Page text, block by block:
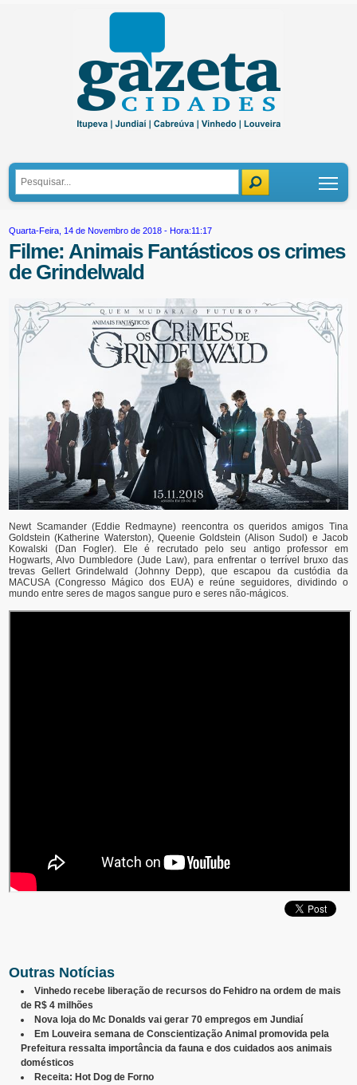
Quarta-Feira, 14 de Novembro de 2018 - Hora:11:17
Filme: Animais Fantásticos os crimes
de Grindelwald
Newt Scamander (Eddie Redmayne) reencontra os queridos amigos Tina
Goldstein (Katherine Waterston), Queenie Goldstein (Alison Sudol) e Jacob
Kowalski (Dan Fogler). Ele é recrutado pelo seu antigo professor em
Hogwarts, Alvo Dumbledore (Jude Law), para enfrentar o terrível bruxo das
trevas Gellert Grindelwald (Johnny Depp), que escapou da custódia da
MACUSA (Congresso Mágico dos EUA) e reúne seguidores, dividindo o
mundo entre seres de magos sangue puro e seres não-mágicos.
Outras Notícias
Vinhedo recebe liberação de recursos do Fehidro na ordem de mais
de R$ 4 milhões
Nova loja do Mc Donalds vai gerar 70 empregos em Jundiaí
Em Louveira semana de Conscientização Animal promovida pela
Prefeitura ressalta importância da fauna e dos cuidados aos animais
domésticos
Receita: Hot Dog de Forno